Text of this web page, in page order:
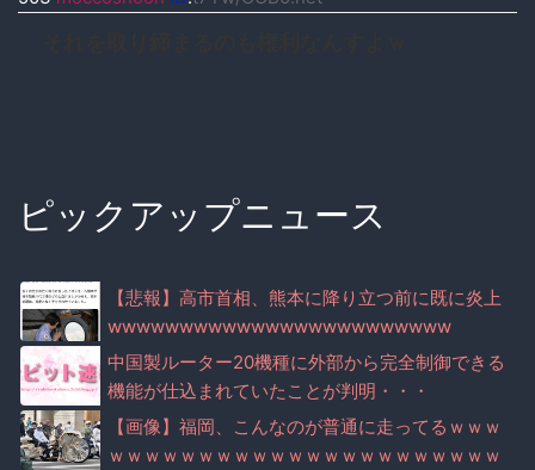
ピックアップニュース
【悲報】高市首相、熊本に降り立つ前に既に炎上
wwwwwwwwwwwwwwwwwwwwwwww
中国製ルーター20機種に外部から完全制御できる
機能が仕込まれていたことが判明・・・
【画像】福岡、こんなのが普通に走ってるｗｗｗ
ｗｗｗｗｗｗｗｗｗｗｗｗｗｗｗｗｗｗｗｗｗｗ